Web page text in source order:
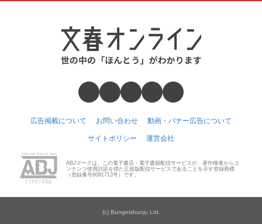
広告掲載について お問い合わせ 動画・バナー広告について
サイトポリシー 運営会社
ABJマークは、この電子書店・電子書籍配信サービスが、著作権者からコ
ンテンツ使用許諾を得た正規版配信サービスであることを示す登録商標
（登録番号6091713号）です。
(c) Bungeishunju Ltd.